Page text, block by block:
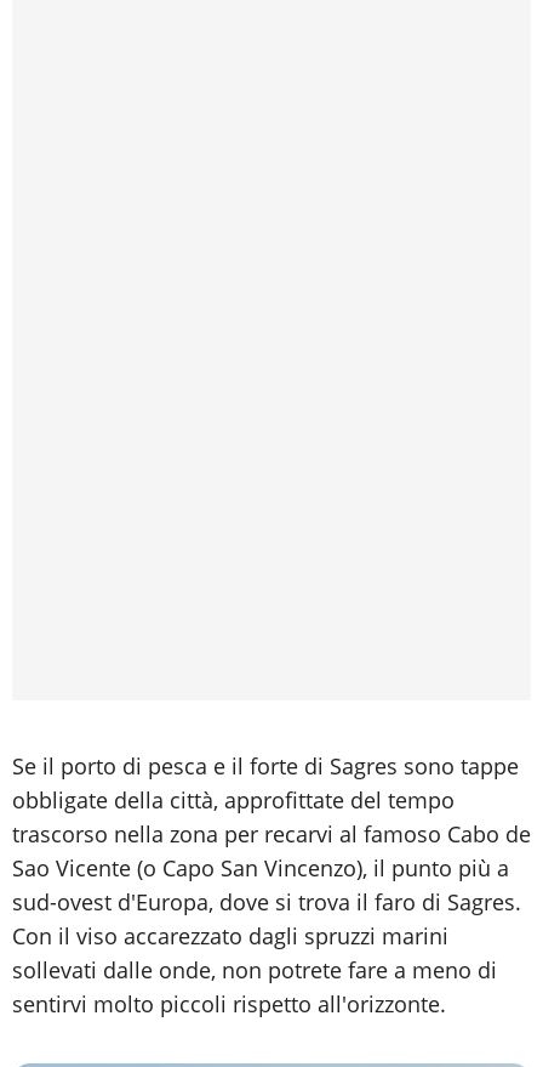
Se il porto di pesca e il forte di Sagres sono tappe
obbligate della città, approfittate del tempo
trascorso nella zona per recarvi al famoso Cabo de
Sao Vicente (o Capo San Vincenzo), il punto più a
sud-ovest d'Europa, dove si trova il faro di Sagres.
Con il viso accarezzato dagli spruzzi marini
sollevati dalle onde, non potrete fare a meno di
sentirvi molto piccoli rispetto all'orizzonte.